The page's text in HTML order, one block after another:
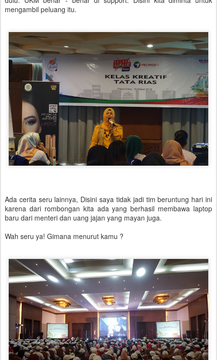
mengambil peluang itu.
Ada cerita seru lainnya, Disini saya tidak jadi tim beruntung hari ini
karena dari rombongan kita ada yang berhasil membawa laptop
baru dari menteri dan uang jajan yang mayan juga.
Wah seru ya! Gimana menurut kamu ?